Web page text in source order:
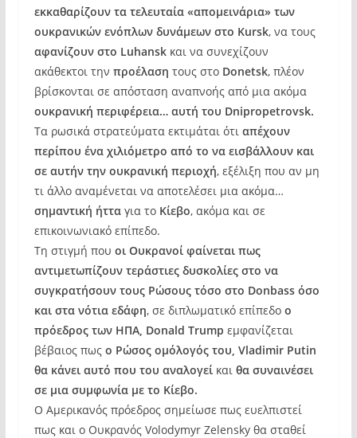
εκκαθαρίζουν τα τελευταία «απομεινάρια» των
ουκρανικών ενόπλων δυνάμεων στο Kursk, να τους
αφανίζουν στο Luhanskκαι να συνεχίζουν
ακάθεκτοι την προέλαση τους στο Donetsk, πλέον
βρίσκονται σε απόσταση αναπνοής από μια ακόμα
ουκρανική περιφέρεια… αυτή του Dnipropetrovsk.
Τα ρωσικά στρατεύματα εκτιμάται ότι απέχουν
περίπου ένα χιλιόμετρο από το να εισβάλλουν και
σε αυτήν την ουκρανική περιοχή, εξέλιξη που αν μη
τι άλλο αναμένεται να αποτελέσει μια ακόμα…
σημαντική ήτταγια το Κίεβο, ακόμα και σε
επικοινωνιακό επίπεδο.
Τη στιγμή που οι Ουκρανοί φαίνεται πως
αντιμετωπίζουν τεράστιες δυσκολίες στο να
συγκρατήσουν τους Ρώσους τόσο στο Donbass όσο
και στα νότια εδάφη, σε διπλωματικό επίπεδο ο
πρόεδρος των ΗΠΑ, Donald Trump εμφανίζεται
βέβαιος πωςο Ρώσος ομόλογός του, Vladimir Putin
θα κάνει αυτό που του αναλογείκαι θα συναινέσει
σε μια συμφωνία με το Κίεβο.
Ο Αμερικανός πρόεδρος σημείωσε πως ευελπιστεί
πως και ο Ουκρανός Volodymyr Zelensky θα σταθεί